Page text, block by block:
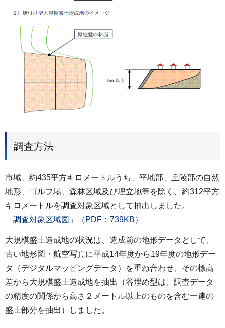
調査方法
市域、約435平方キロメートルうち、平地部、丘陵部の自然
地形、ゴルフ場、森林区域及び埋立地等を除く、約312平方
キロメートルを調査対象区域として抽出しました。
「調査対象区域図」（PDF：739KB）
大規模盛土造成地の状況は、造成前の地形データとして、
古い地形図・航空写真に平成14年度から19年度の地形デー
タ（デジタルマッピングデータ）を重ね合わせ、その標高
差から大規模盛土造成地を抽出（谷埋め型は、調査データ
の精度の関係から高さ２メートル以上のものを含む一連の
盛土部分を抽出）しました。